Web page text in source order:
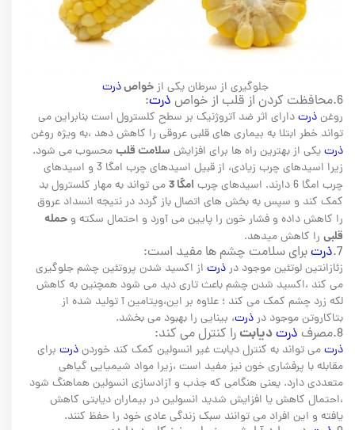
جلوگیری از سرطان یکی ازخواصذرت
6.محافظت کردن از قلب از خواص ذرت:
روغنذرتدارای اثر ضد آتروژنیک بر سطح کلسترول است بنابراین می
تواند خطر ابتلا به بیماری های قلبی عروقی را کاهش دهد ،به ویژه روغن
ذرتیکی از بهترین راه ها برای افزایش سلامت قلبمحسوب می شود.
زیرا اسیدهای چرب زیادی، از قبیل اسیدهای چرب امگا 3 و اسیدهای
چرب امگا 6 دارند. اسیدهای چرب
امگا 3
می تواند به مهار کلسترول بد
کمک کند و سپس به بخش های اتصال باز گردد در نتیجه انسداد عروق
را کاهش داده و فشار خون را پایین می آورد و احتمال سکته و حمله
قلبی را کاهش میدهد.
7. ذرتبرای سلامت چشم ها مفید است:
زئازانتین لوتئین موجود درذرت از اکسید شدن پروتئین چشم جلوگیری
می کند ،اکسید شدن چشم باعث تاری دید می شود همچنین به کاهش
لکه زرد چشم کمک می کند ؛ علاوه بر این،ویتامین آ تولید شده از
بتاکاروتن موجود درذرت، بینایی را بهبود می بخشد.
8.مصرف ذرتدیابت را کنترل می کند:
ذرتمی تواند به کنترل دیابت غیر انسولین کمک کند خوردنذرت برای
مقابله با پرفشاری خون نیز مفید است ،زیرا مواد شیمیایی گیاهی
متعددی دارد. یعنی هنگامی که جذب و آزادسازی انسولین هماهنگ شود
،احتمال کاهش یا افزایش شدید انسولین در بیماران دیابتی کاهش
یافته و این افراد می توانند سبک زندگی عادی خود را حفظ کنند.